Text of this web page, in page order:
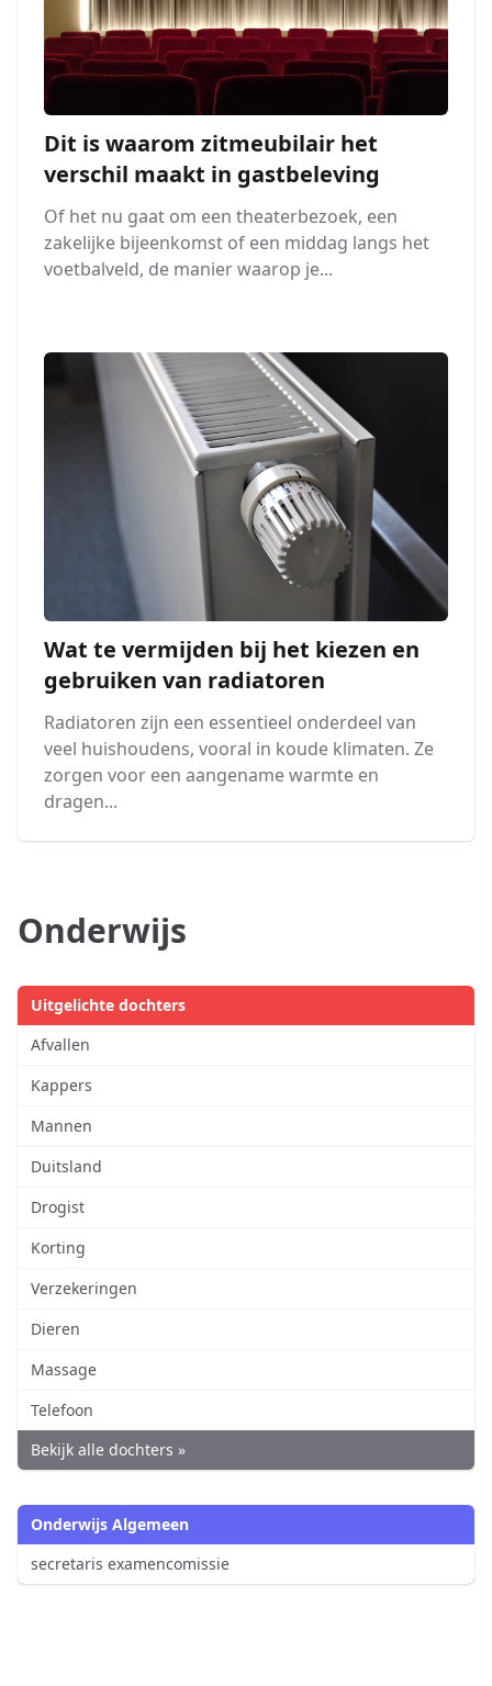
Dit is waarom zitmeubilair het
verschil maakt in gastbeleving
Of het nu gaat om een theaterbezoek, een
zakelijke bijeenkomst of een middag langs het
voetbalveld, de manier waarop je...
Wat te vermijden bij het kiezen en
gebruiken van radiatoren
Radiatoren zijn een essentieel onderdeel van
veel huishoudens, vooral in koude klimaten. Ze
zorgen voor een aangename warmte en
dragen...
Onderwijs
Uitgelichte dochters
Afvallen
Kappers
Mannen
Duitsland
Drogist
Korting
Verzekeringen
Dieren
Massage
Telefoon
Bekijk alle dochters »
Onderwijs Algemeen
secretaris examencomissie